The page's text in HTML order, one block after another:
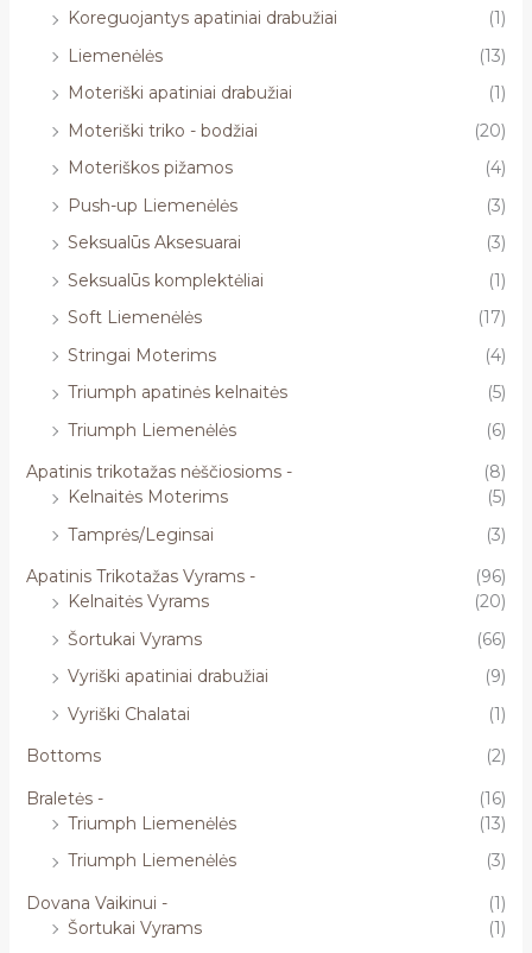
Koreguojantys apatiniai drabužiai
(1)
Liemenėlės
(13)
Moteriški apatiniai drabužiai
(1)
Moteriški triko - bodžiai
(20)
Moteriškos pižamos
(4)
Push-up Liemenėlės
(3)
Seksualūs Aksesuarai
(3)
Seksualūs komplektėliai
(1)
Soft Liemenėlės
(17)
Stringai Moterims
(4)
Triumph apatinės kelnaitės
(5)
Triumph Liemenėlės
(6)
Apatinis trikotažas nėščiosioms -
(8)
Kelnaitės Moterims
(5)
Tamprės/Leginsai
(3)
Apatinis Trikotažas Vyrams -
(96)
Kelnaitės Vyrams
(20)
Šortukai Vyrams
(66)
Vyriški apatiniai drabužiai
(9)
Vyriški Chalatai
(1)
Bottoms
(2)
Braletės -
(16)
Triumph Liemenėlės
(13)
Triumph Liemenėlės
(3)
Dovana Vaikinui -
(1)
Šortukai Vyrams
(1)